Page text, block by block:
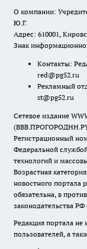
О компании:
Ю.Г.
Адрес: 610001,
Знак
Контакты:
red@pg52.ru
Рекламный
st@pg52.ru
Сетевое издание
Регистрационный
Федеральной
технологий и
Возрастная
новостного портала
обязательна, в
законодательства
Редакция портала не
пользователей, а